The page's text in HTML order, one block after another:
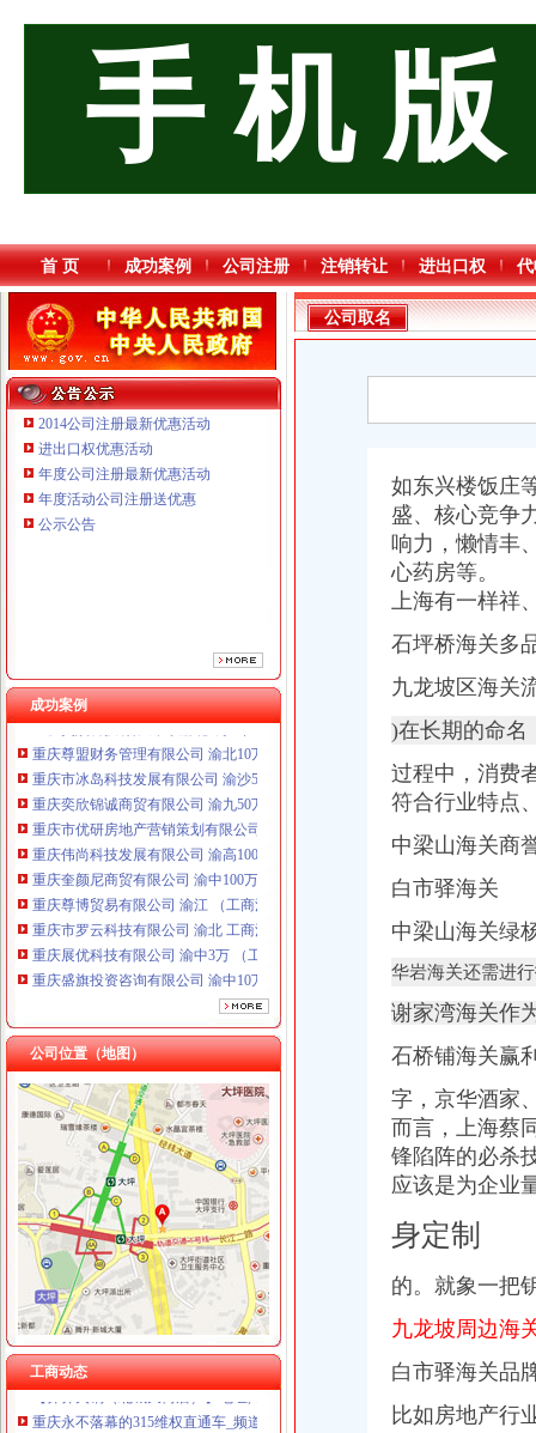
手 机 版
首 页 成功案例 公司注册 注销转让 进出口权
2014公司注册最新优惠活动
进出口权优惠活动
年度公司注册最新优惠活动
年度活动公司注册送优惠
公示公告
成功案例
重庆奕欣锦诚商贸有限公司 渝九50万 （工商注册）
重庆市优研房地产营销策划有限公司
重庆盛旗投资咨询有限公司 渝中10万 （工商注册）
重庆灵娱科技有限公司 渝北3万 （工商注册）
重庆尊盟财务管理有限公司 渝北10万 （工商注册）
重庆市冰岛科技发展有限公司 渝沙50万 （进出口权）
重庆奕欣锦诚商贸有限公司 渝九50万 （工商注册）
重庆市优研房地产营销策划有限公司
重庆伟尚科技发展有限公司 渝高100万 （工商注册）
重庆奎颜尼商贸有限公司 渝中100万 （工商注册）
重庆尊博贸易有限公司 渝江 （工商注册）
重庆市罗云科技有限公司 渝北 工商注册
重庆展优科技有限公司 渝中3万 （工商注册）
重庆盛旗投资咨询有限公司 渝中10万 （工商注册）
重庆灵娱科技有限公司 渝北3万 （工商注册）
重庆尊盟财务管理有限公司 渝北10万 （工商注册）
重庆市冰岛科技发展有限公司 渝沙50万 （进出口权）
公司位置（地图）
工商动态
金凤
金凤街_成都金凤街_本地宝成都公交网
【】金凤征网_金凤征找对象_金凤征吧_珍爱网
【】金凤找富婆_金凤富婆_金凤会_珍爱网
金凤股份_行资讯_新三板_新浪财经_新浪网
大家来关注一下金凤科技的这个行！！！！！_百度知道
渝州路海关
重庆车辆购置税在哪里缴-答案来了-车务代办-重庆风行天下车友社区
【齐齐火锅（北城天街店）】地址,电话,团购,订餐,营业时间-重
重庆永不落幕的315维权直通车_频道_凤凰网
公司取名
如东兴楼饭庄
盛、核心竞争
响力，懒情丰
心药房等。
上海有一样祥
石坪桥海关多
九龙坡区海关
)在长期的命名
过程中，消费
符合行业特点
中梁山海关商
白市驿海关
中梁山海关绿
华岩海关还需进
谢家湾海关作
石桥铺海关赢
字，京华酒家
而言，上海蔡
锋陷阵的必杀
应该是为企业
身定制
的。就象一把
九龙坡周边海
白市驿海关品
比如房地产行